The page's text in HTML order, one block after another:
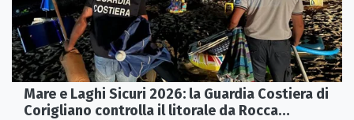
Mare e Laghi Sicuri 2026: la Guardia Costiera di
Corigliano controlla il litorale da Rocca